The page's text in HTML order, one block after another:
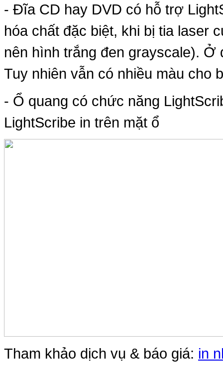
- Đĩa CD hay DVD có hỗ trợ
hóa chất đặc biệt, khi bị tia laser
nên hình trắng đen grayscale).
Tuy nhiên vẫn có nhiều màu cho
- Ổ quang có chức năng
LightScribe in trên mặt ổ
Tham khảo dịch vụ & báo giá: in